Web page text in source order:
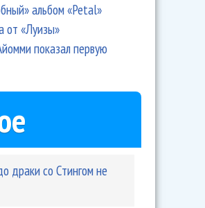
Бродвее
альбом «Petal»
от «Луизы»
показал первую
драки со Стингом не